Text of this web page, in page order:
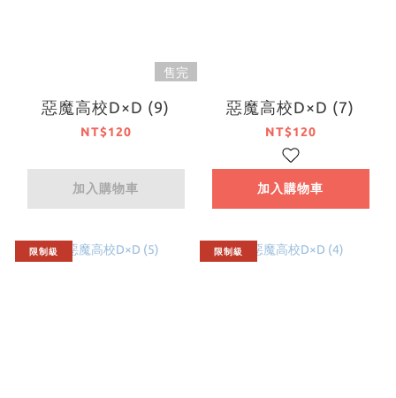
售完
惡魔高校D×D (9)
NT$120
加入購物車
惡魔高校D×D (7)
NT$120
加入購物車
限制級 限制級